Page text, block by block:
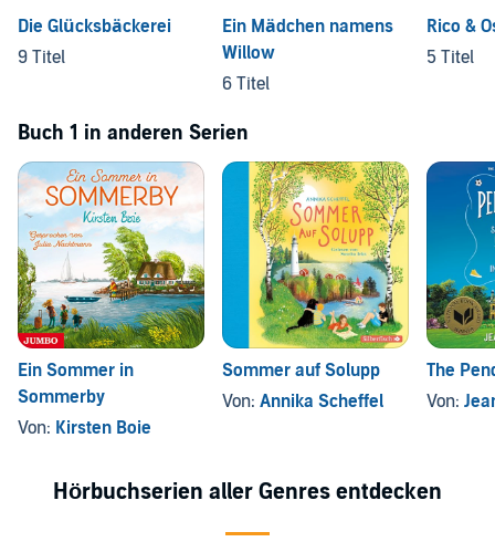
Die Glücksbäckerei
9 Titel
Ein Mädchen namens
Willow
6 Titel
Rico &
5 Titel
Buch 1 in anderen Serien
Ein Sommer in
Sommerby
Von: Kirsten Boie
Sommer auf Solupp
Von: Annika Scheffel
The
Von:
Hörbuchserien aller Genres entdecken